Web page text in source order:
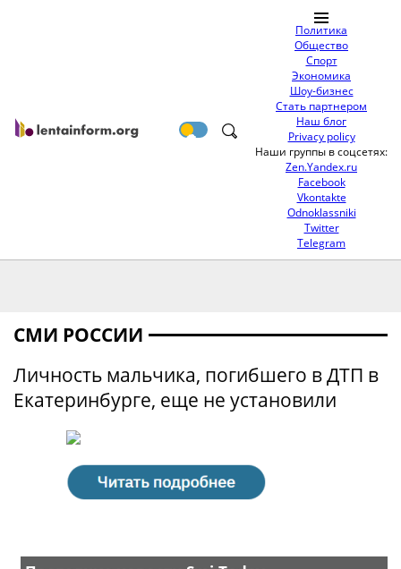
Политика
Общество
Спорт
Экономика
Шоу-бизнес
Стать партнером
Наш блог
Privacy policy
Наши группы в соцсетях:
Zen.Yandex.ru
Facebook
Vkontakte
Odnoklassniki
Twitter
Telegram
СМИ РОССИИ
Личность мальчика, погибшего в ДТП в
Екатеринбурге, еще не установили